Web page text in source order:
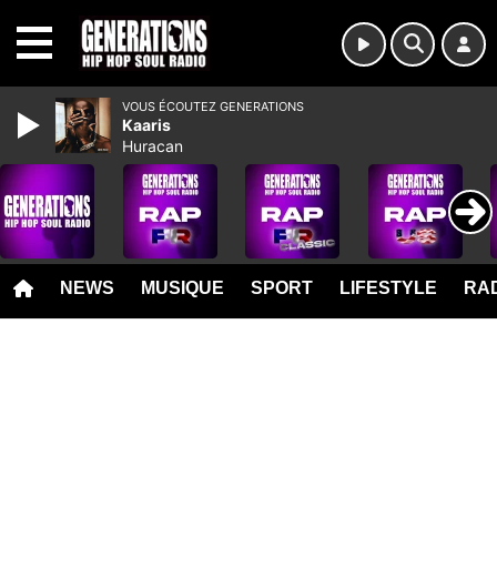
NEWS MUSIQUE SPORT LIFESTYLE
VOUS ÉCOUTEZ GENERATIONS
Kaaris
Huracan